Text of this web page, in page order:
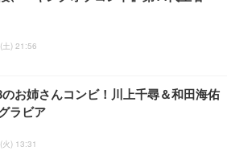
) 21:56
お姉さんコンビ！川上千尋＆和田海佑
ラビア
) 13:31